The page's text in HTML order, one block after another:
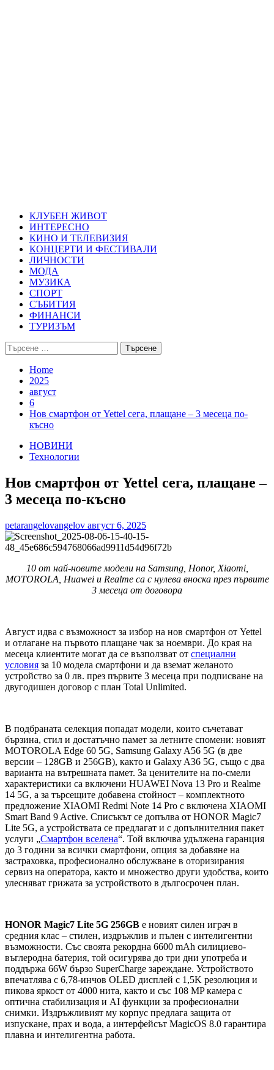
КЛУБЕН ЖИВОТ
ИНТЕРЕСНО
КИНО И ТЕЛЕВИЗИЯ
КОНЦЕРТИ И ФЕСТИВАЛИ
ЛИЧНОСТИ
МОДА
МУЗИКА
СПОРТ
СЪБИТИЯ
ФИНАНСИ
ТУРИЗЪМ
Търсене
за:
Home
2025
август
6
Нов смартфон от Yettel сега, плащане – 3 месеца по-
късно
НОВИНИ
Технологии
Нов смартфон от Yettel сега, плащане –
3 месеца по-късно
petarangelovangelov август 6, 2025
10 от най-новите модели на Samsung, Honor, Xiaomi,
MOTOROLA, Huawei и Realme са с нулева вноска през първите
3 месеца от договора
Август идва с възможност за избор на нов смартфон от Yettel
и отлагане на първото плащане чак за ноември. До края на
месеца клиентите могат да се възползват от специални
условия за 10 модела смартфони и да вземат желаното
устройство за 0 лв. през първите 3 месеца при подписване на
двугодишен договор с план Total Unlimited.
В подбраната селекция попадат модели, които съчетават
бързина, стил и достатъчно памет за летните спомени: новият
MOTOROLA Edge 60 5G, Samsung Galaxy A56 5G (в две
версии – 128GB и 256GB), както и Galaxy A36 5G, също с два
варианта на вътрешната памет. За ценителите на по-смели
характеристики са включени HUAWEI Nova 13 Pro и Realme
14 5G, а за търсещите добавена стойност – комплектното
предложение XIAOMI Redmi Note 14 Pro с включена XIAOMI
Smart Band 9 Active. Списъкът се допълва от HONOR Magic7
Lite 5G, а устройствата се предлагат и с допълнителния пакет
услуги „Смартфон вселена“. Той включва удължена гаранция
до 3 години за всички смартфони, опция за добавяне на
застраховка, професионално обслужване в оторизирания
сервиз на оператора, както и множество други удобства, които
улесняват грижата за устройството в дългосрочен план.
HONOR Magic7 Lite 5G 256GB е новият силен играч в
средния клас – стилен, издръжлив и пълен с интелигентни
възможности. Със своята рекордна 6600 mAh силициево-
въглеродна батерия, той осигурява до три дни употреба и
поддържа 66W бързо SuperCharge зареждане. Устройството
впечатлява с 6,78-инчов OLED дисплей с 1,5K резолюция и
пикова яркост от 4000 нита, както и със 108 MP камера с
оптична стабилизация и AI функции за професионални
снимки. Издръжливият му корпус предлага защита от
изпускане, прах и вода, а интерфейсът MagicOS 8.0 гарантира
плавна и интелигентна работа.